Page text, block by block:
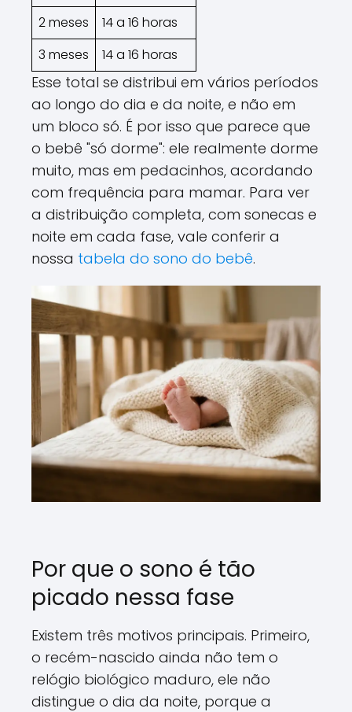
2 meses
14 a 16 horas
3 meses
14 a 16 horas
Esse total se distribui em vários períodos
ao longo do dia e da noite, e não em
um bloco só. É por isso que parece que
o bebê "só dorme": ele realmente dorme
muito, mas em pedacinhos, acordando
com frequência para mamar. Para ver
a distribuição completa, com sonecas e
noite em cada fase, vale conferir a
nossa tabela do sono do bebê.
Por que o sono é tão
picado nessa fase
Existem três motivos principais. Primeiro,
o recém-nascido ainda não tem o
relógio biológico maduro, ele não
distingue o dia da noite, porque a